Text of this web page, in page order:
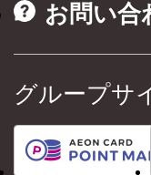
お問い合
グループサ